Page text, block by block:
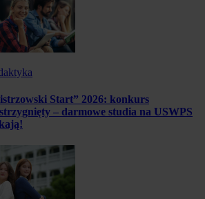
Start” 2026: konkurs
– darmowe studia na USWPS